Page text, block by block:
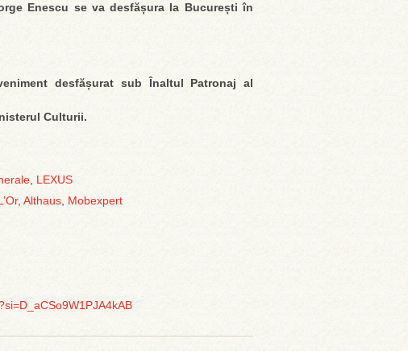
Enescu se va desfășura la București în
desfășurat sub Înaltul Patronaj al
Culturii.
LEXUS
, Althaus Mobexpert